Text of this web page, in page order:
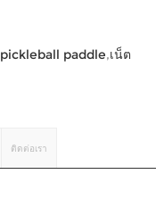
pickleball paddle,เน็ต
ติดต่อเรา